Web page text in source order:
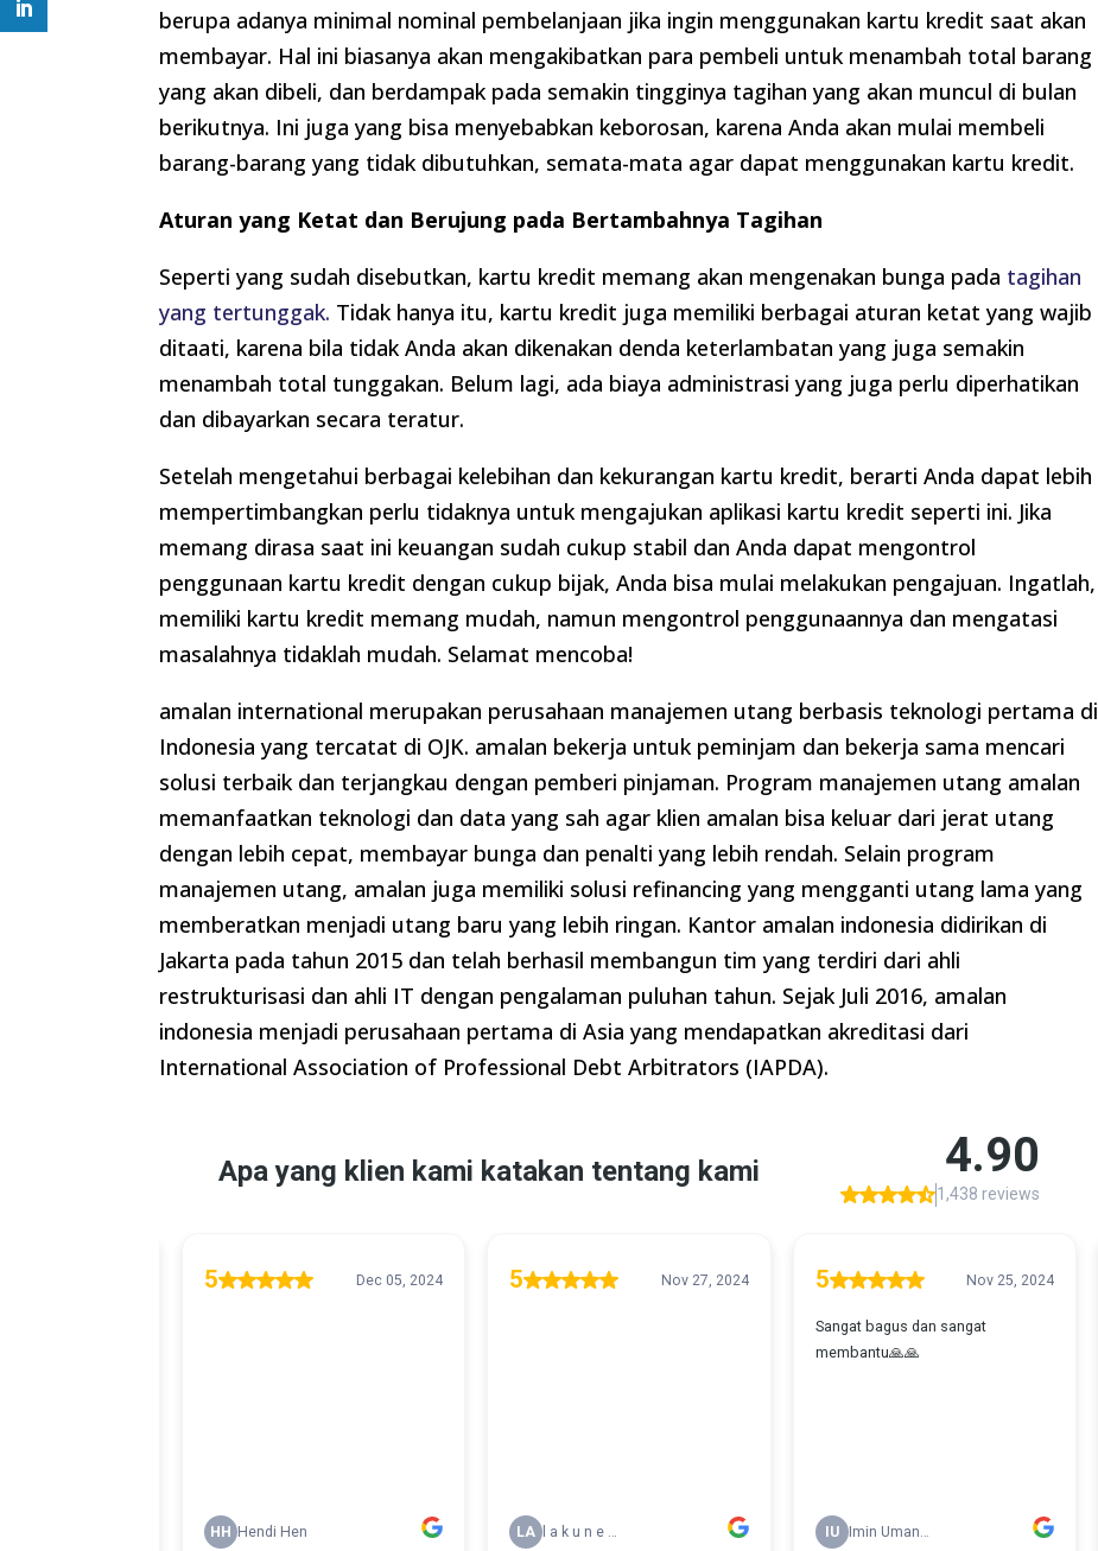
berupa adanya minimal nominal pembelanjaan jika ingin menggunakan kartu kredit saat akan
membayar. Hal ini biasanya akan mengakibatkan para pembeli untuk menambah total barang
yang akan dibeli, dan berdampak pada semakin tingginya tagihan yang akan muncul di bulan
berikutnya. Ini juga yang bisa menyebabkan keborosan, karena Anda akan mulai membeli
barang-barang yang tidak dibutuhkan, semata-mata agar dapat menggunakan kartu kredit.
Aturan yang Ketat dan Berujung pada Bertambahnya Tagihan
Seperti yang sudah disebutkan, kartu kredit memang akan mengenakan bunga pada tagihan
yang tertunggak. Tidak hanya itu, kartu kredit juga memiliki berbagai aturan ketat yang wajib
ditaati, karena bila tidak Anda akan dikenakan denda keterlambatan yang juga semakin
menambah total tunggakan. Belum lagi, ada biaya administrasi yang juga perlu diperhatikan
dan dibayarkan secara teratur.
Setelah mengetahui berbagai kelebihan dan kekurangan kartu kredit, berarti Anda dapat lebih
mempertimbangkan perlu tidaknya untuk mengajukan aplikasi kartu kredit seperti ini. Jika
memang dirasa saat ini keuangan sudah cukup stabil dan Anda dapat mengontrol
penggunaan kartu kredit dengan cukup bijak, Anda bisa mulai melakukan pengajuan. Ingatlah,
memiliki kartu kredit memang mudah, namun mengontrol penggunaannya dan mengatasi
masalahnya tidaklah mudah. Selamat mencoba!
amalan international merupakan perusahaan manajemen utang berbasis teknologi pertama di
Indonesia yang tercatat di OJK. amalan bekerja untuk peminjam dan bekerja sama mencari
solusi terbaik dan terjangkau dengan pemberi pinjaman. Program manajemen utang amalan
memanfaatkan teknologi dan data yang sah agar klien amalan bisa keluar dari jerat utang
dengan lebih cepat, membayar bunga dan penalti yang lebih rendah. Selain program
manajemen utang, amalan juga memiliki solusi refinancing yang mengganti utang lama yang
memberatkan menjadi utang baru yang lebih ringan. Kantor amalan indonesia didirikan di
Jakarta pada tahun 2015 dan telah berhasil membangun tim yang terdiri dari ahli
restrukturisasi dan ahli IT dengan pengalaman puluhan tahun. Sejak Juli 2016, amalan
indonesia menjadi perusahaan pertama di Asia yang mendapatkan akreditasi dari
International Association of Professional Debt Arbitrators (IAPDA).